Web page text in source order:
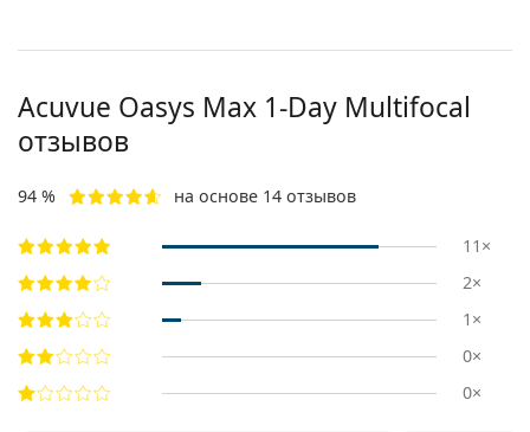
Acuvue Oasys Max 1-Day Multifocal
отзывов
94 % на основе 14 отзывов
11×
2×
1×
0×
0×